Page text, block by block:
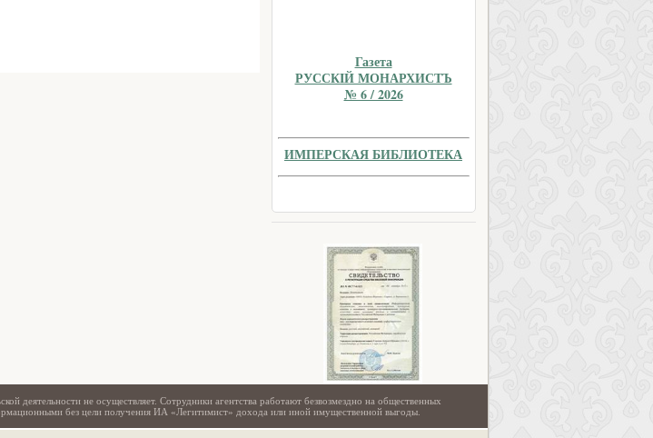
Газета
РУССКIЙ МОНАРХИСТЪ
№ 6 / 2026
ИМПЕРСКАЯ БИБЛИОТЕКА
деятельности не осуществляет. Сотрудники агентства работают безвозмездно на общественных
без цели получения ИА «Легитимист» дохода или иной имущественной выгоды.